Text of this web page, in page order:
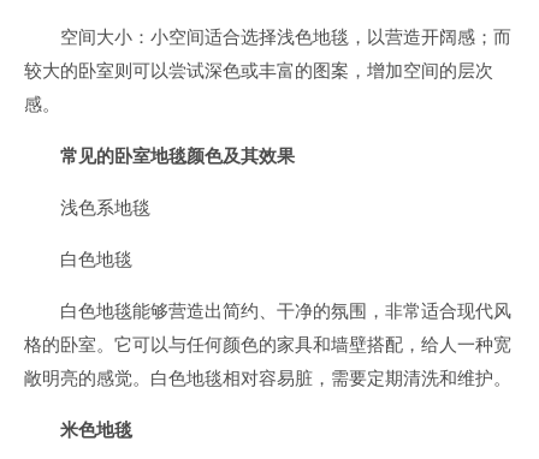
空间大小：小空间适合选择浅色地毯，以营造开阔感；而
较大的卧室则可以尝试深色或丰富的图案，增加空间的层次
感。
常见的卧室地毯颜色及其效果
浅色系地毯
白色地毯
白色地毯能够营造出简约、干净的氛围，非常适合现代风
格的卧室。它可以与任何颜色的家具和墙壁搭配，给人一种宽
敞明亮的感觉。白色地毯相对容易脏，需要定期清洗和维护。
米色地毯